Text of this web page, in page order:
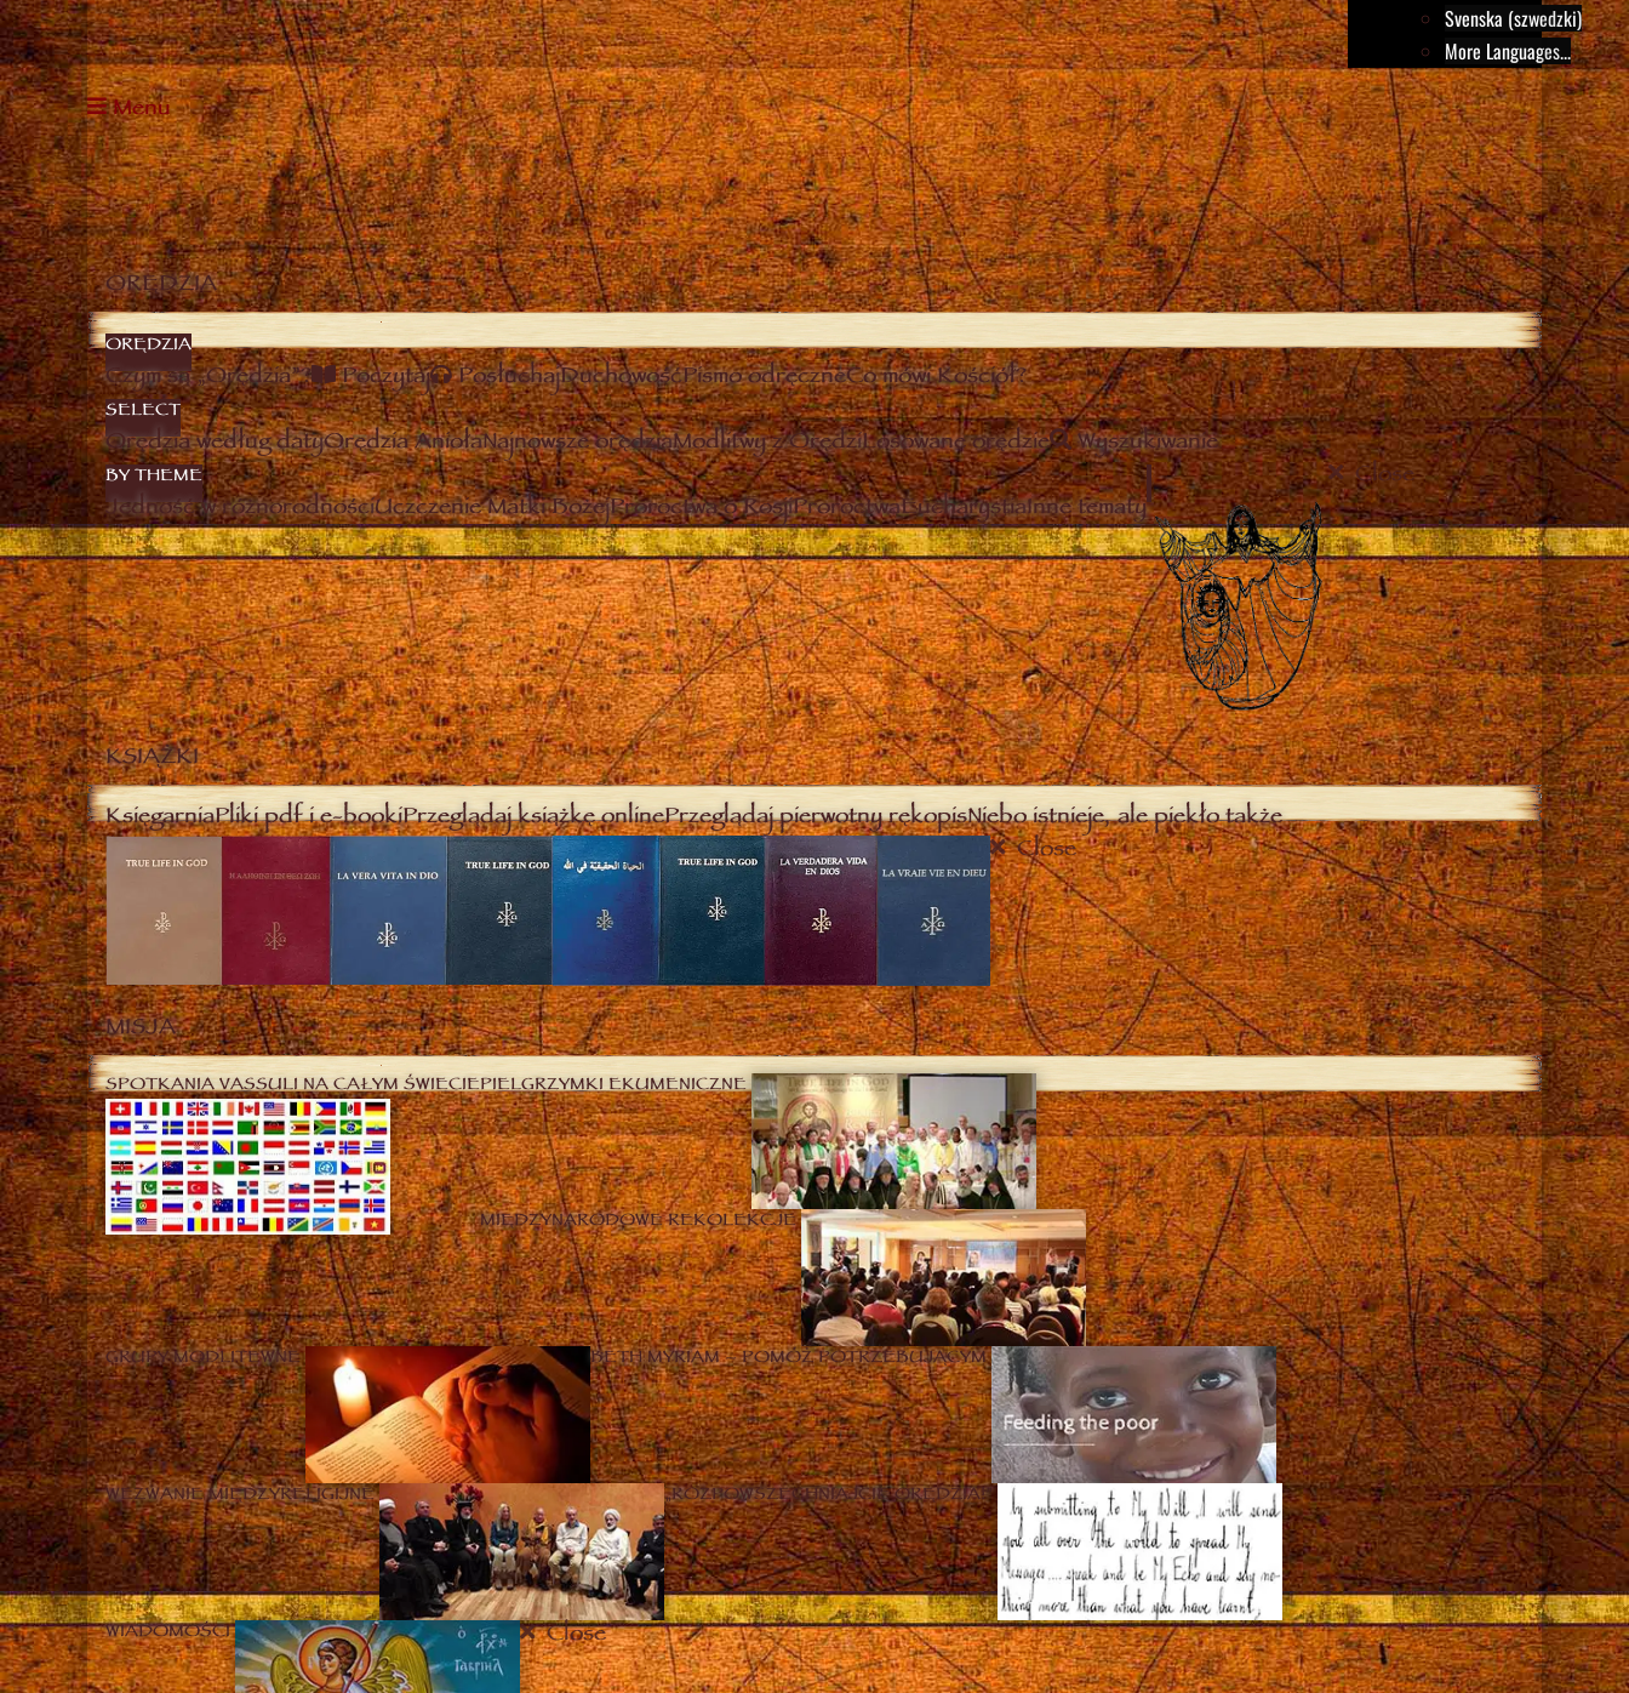
Svenska (szwedzki)
More Languages...
Menu
ORĘDZIA
ORĘDZIA
Czym są „Orędzia”? Poczytaj PosłuchajDuchowośćPismo odręczneCo mówi Kościół?
SELECT
Orędzia według datyOrędzia AniołaNajnowsze orędziaModlitwy z OrędziLosowane orędzie Wyszukiwanie
BY THEME
Jedność w różnorodnościUczczenie Matki BożejProroctwa o RosjiProroctwaEucharystiaInne tematy
Close
KSIĄŻKI
KsięgarniaPliki pdf i e-bookiPrzeglądaj książkę onlinePrzeglądaj pierwotny rękopisNiebo istnieje, ale piekło także
Close
MISJA
SPOTKANIA VASSULI NA CAŁYM ŚWIECIEPIELGRZYMKI EKUMENICZNE
MIĘDZYNARODOWE REKOLEKCJE
GRUPY MODLITEWNE BETH MYRIAM – POMÓŻ POTRZEBUJĄCYM
WEZWANIE MIĘDZYRELIGIJNE „ROZPOWSZECHNIAJCIE ORĘDZIA!”
WIADOMOŚCI Close